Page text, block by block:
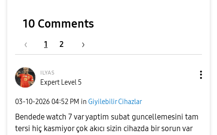
10 Comments
1 2
ɪʟʏᴀs
Expert Level 5
‎03-10-2026 04:52 PM in Giyilebilir Cihazlar
Bendede watch 7 var yaptim subat guncellemesini tam
tersi hiç kasmiyor çok akıcı sizin cihazda bir sorun var